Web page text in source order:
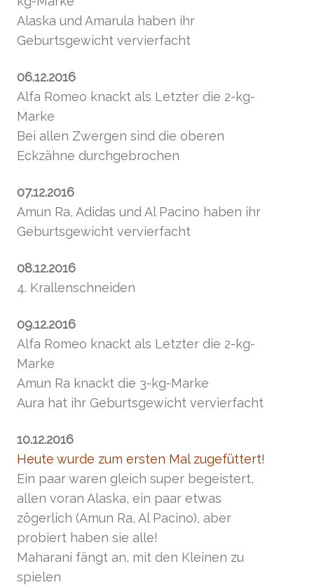
Alaska und Amarula haben ihr
Geburtsgewicht vervierfacht
06.12.2016
Alfa Romeo knackt als Letzter die 2-kg-
Marke
Bei allen Zwergen sind die oberen
Eckzähne durchgebrochen
07.12.2016
Amun Ra, Adidas und Al Pacino haben ihr
Geburtsgewicht vervierfacht
08.12.2016
4. Krallenschneiden
09.12.2016
Alfa Romeo knackt als Letzter die 2-kg-
Marke
Amun Ra knackt die 3-kg-Marke
Aura hat ihr Geburtsgewicht vervierfacht
10.12.2016
Heute wurde zum ersten Mal zugefüttert!
Ein paar waren gleich super begeistert,
allen voran Alaska, ein paar etwas
zögerlich (Amun Ra, Al Pacino), aber
probiert haben sie alle!
Maharani fängt an, mit den Kleinen zu
spielen